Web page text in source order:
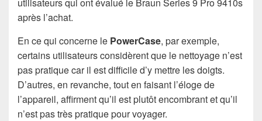
après l’achat.
En ce qui concerne le PowerCase, par exemple,
certains utilisateurs considèrent que le nettoyage n’est
pas pratique car il est difficile d’y mettre les doigts.
D’autres, en revanche, tout en faisant l’éloge de
l’appareil, affirment qu’il est plutôt encombrant et qu’il
n’est pas très pratique pour voyager.